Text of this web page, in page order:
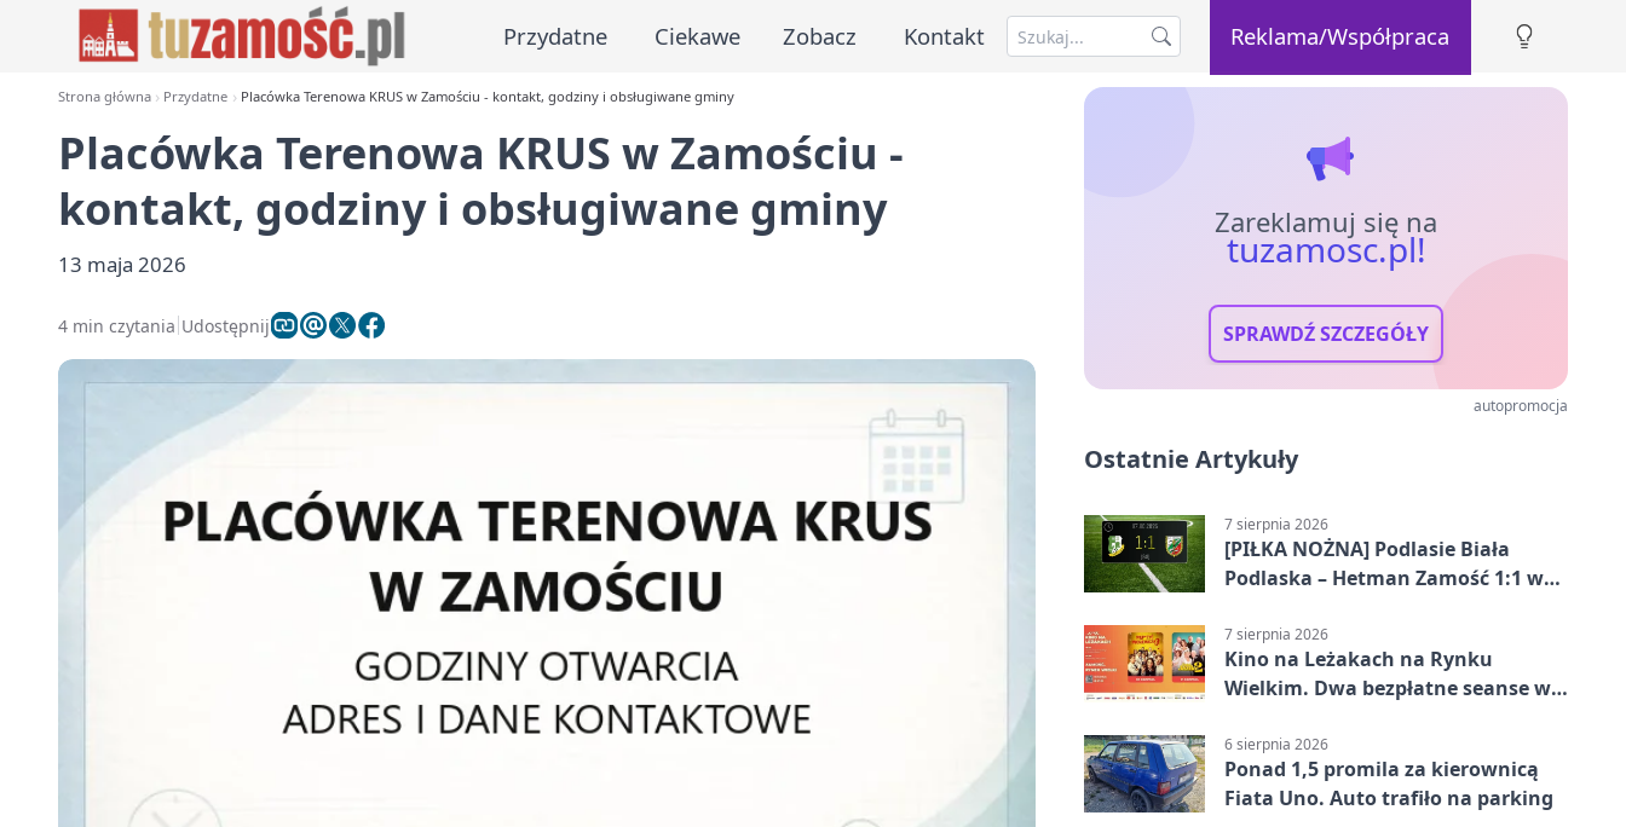
Przydatne Ciekawe Zobacz Kontakt Reklama/Współpraca
Strona główna Przydatne Placówka Terenowa KRUS w Zamościu - kontakt, godziny i obsługiwane gminy
Placówka Terenowa KRUS w Zamościu -
kontakt, godziny i obsługiwane gminy
13 maja 2026
4 min czytania Udostępnij
Zareklamuj się na
tuzamosc.pl!
SPRAWDŹ SZCZEGÓŁY
autopromocja
Ostatnie Artykuły
7 sierpnia 2026
[PIŁKA NOŻNA] Podlasie Biała
Podlaska – Hetman Zamość 1:1 w
podział punktów po bezbramkowej
pierwszej połowie
7 sierpnia 2026
Kino na Leżakach na Rynku
Wielkim. Dwa bezpłatne seanse w
6 sierpnia 2026
Ponad 1,5 promila za kierownicą
Fiata Uno. Auto trafiło na parking